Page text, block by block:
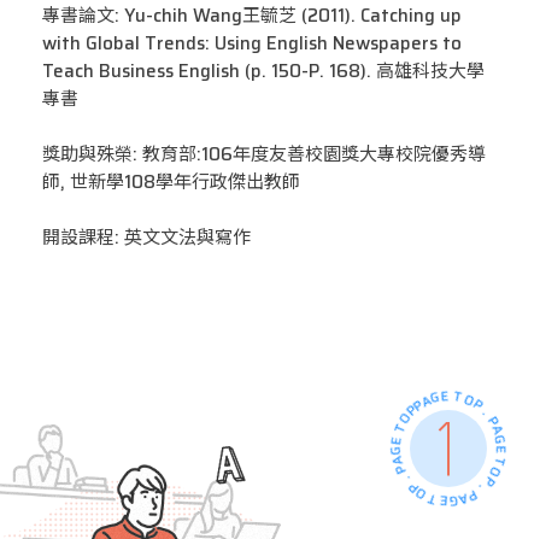
專書論文: Yu-chih Wang王毓芝 (2011). Catching up
with Global Trends: Using English Newspapers to
Teach Business English (p. 150-P. 168). 高雄科技大學
專書
獎助與殊榮: 教育部:106年度友善校園獎大專校院優秀導
師, 世新學108學年行政傑出教師
開設課程: 英文文法與寫作
PAGE TOP . PAGE TOP . PAGE TOP . PAGE TOP .